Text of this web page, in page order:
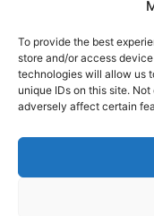
To provide the best
store and/or access
technologies will allow us
unique IDs on this site.
adversely affect certain
Água de Louro
Massa Folhada
Recent
Nenhum